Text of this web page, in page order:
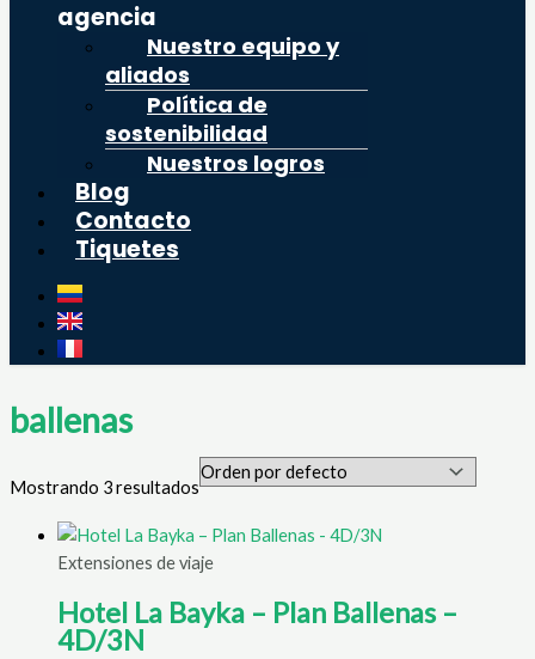
agencia
Nuestro equipo y
aliados
Política de
sostenibilidad
Nuestros logros
Blog
Contacto
Tiquetes
ballenas
Mostrando 3 resultados
Extensiones de viaje
Hotel La Bayka – Plan Ballenas –
4D/3N